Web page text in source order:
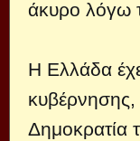
άκυρο λόγω
Η Ελλάδα
κυβέρνησης,
Δημοκρατία